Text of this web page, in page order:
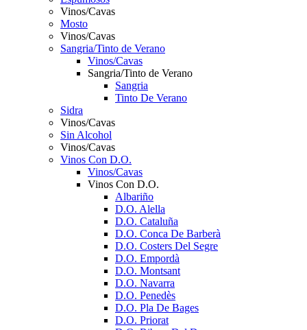
Vinos/Cavas
Mosto
Vinos/Cavas
Sangria/Tinto de Verano
Vinos/Cavas
Sangria/Tinto de Verano
Sangria
Tinto De Verano
Sidra
Vinos/Cavas
Sin Alcohol
Vinos/Cavas
Vinos Con D.O.
Vinos/Cavas
Vinos Con D.O.
Albariño
D.O. Alella
D.O. Cataluña
D.O. Conca De Barberà
D.O. Costers Del Segre
D.O. Empordà
D.O. Montsant
D.O. Navarra
D.O. Penedès
D.O. Pla De Bages
D.O. Priorat